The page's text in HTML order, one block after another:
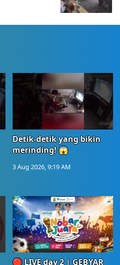
Detik-detik yang bikin
merinding! 😱
3 Aug 2026, 9:19 AM
🔴 LIVE day 2 | GEBYAR